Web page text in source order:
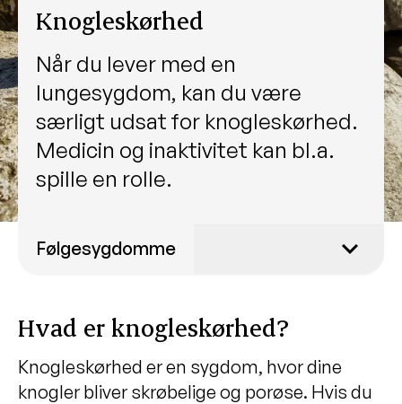
Knogleskørhed
Når du lever med en
lungesygdom, kan du være
særligt udsat for knogleskørhed.
Medicin og inaktivitet kan bl.a.
spille en rolle.
Følgesygdomme
Knogleskørhed
Forværring af lungesygdom
Søvnapnø
Hvad er knogleskørhed?
Knogleskørhed er en sygdom, hvor dine
knogler bliver skrøbelige og porøse. Hvis du